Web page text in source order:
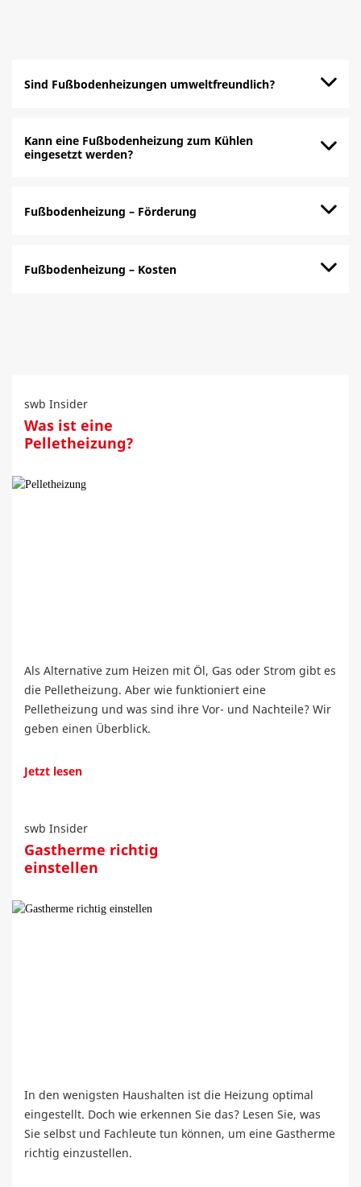
Sind Fußbodenheizungen umweltfreundlich?
Kann eine Fußbodenheizung zum Kühlen
eingesetzt werden?
Fußbodenheizung – Förderung
Fußbodenheizung – Kosten
swb Insider
Was ist eine
Pelletheizung?
Als Alternative zum Heizen mit Öl, Gas oder Strom gibt es
die Pelletheizung. Aber wie funktioniert eine
Pelletheizung und was sind ihre Vor- und Nachteile? Wir
geben einen Überblick.
Jetzt lesen
swb Insider
Gastherme richtig
einstellen
In den wenigsten Haushalten ist die Heizung optimal
eingestellt. Doch wie erkennen Sie das? Lesen Sie, was
Sie selbst und Fachleute tun können, um eine Gastherme
richtig einzustellen.